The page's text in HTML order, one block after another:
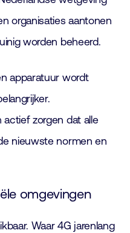
organisaties aantonen
worden beheerd.
apparatuur wordt
zorgen dat alle
nieuwste normen en
omgevingen
Waar 4G jarenlang